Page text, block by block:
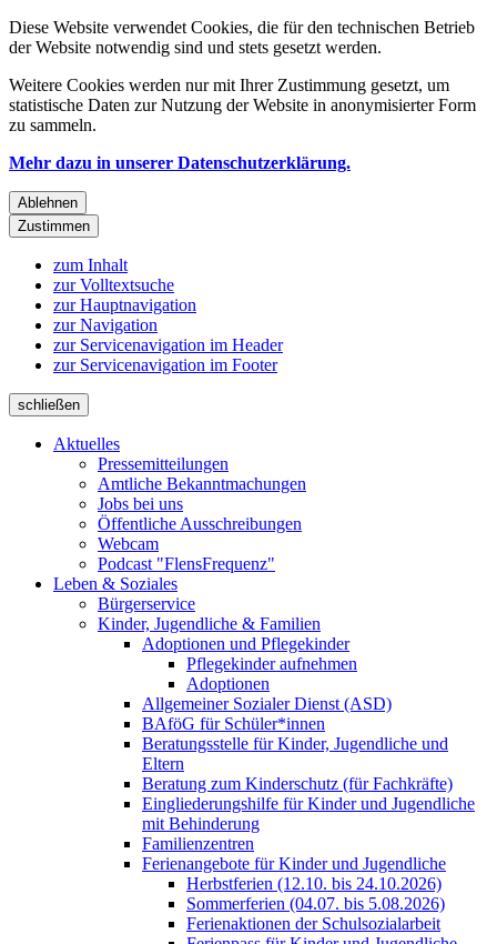
Diese Website verwendet Cookies, die für den technischen Betrieb
der Website notwendig sind und stets gesetzt werden.
Weitere Cookies werden nur mit Ihrer Zustimmung gesetzt, um
statistische Daten zur Nutzung der Website in anonymisierter Form
zu sammeln.
Mehr dazu in unserer Datenschutzerklärung.
Ablehnen
Zustimmen
zum Inhalt
zur Volltextsuche
zur Hauptnavigation
zur Navigation
zur Servicenavigation im Header
zur Servicenavigation im Footer
schließen
Aktuelles
Pressemitteilungen
Amtliche Bekanntmachungen
Jobs bei uns
Öffentliche Ausschreibungen
Webcam
Podcast "FlensFrequenz"
Leben & Soziales
Bürgerservice
Kinder, Jugendliche & Familien
Adoptionen und Pflegekinder
Pflegekinder aufnehmen
Adoptionen
Allgemeiner Sozialer Dienst (ASD)
BAföG für Schüler*innen
Beratungsstelle für Kinder, Jugendliche und
Eltern
Beratung zum Kinderschutz (für Fachkräfte)
Eingliederungshilfe für Kinder und Jugendliche
mit Behinderung
Familienzentren
Ferienangebote für Kinder und Jugendliche
Herbstferien (12.10. bis 24.10.2026)
Sommerferien (04.07. bis 5.08.2026)
Ferienaktionen der Schulsozialarbeit